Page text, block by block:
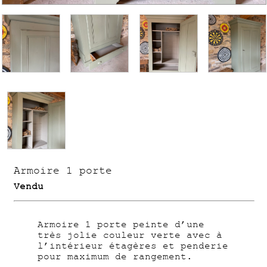
Armoire 1 porte
Vendu
Armoire 1 porte peinte d’une
très jolie couleur verte avec à
l’intérieur étagères et penderie
pour maximum de rangement.